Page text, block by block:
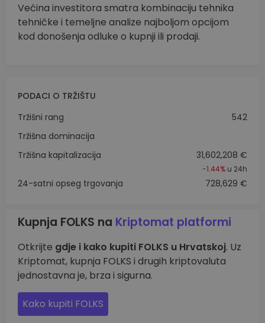
Većina investitora smatra kombinaciju tehnika
tehničke i temeljne analize najboljom opcijom
kod donošenja odluke o kupnji ili prodaji.
PODACI O TRŽIŠTU
Tržišni rang
542
Tržišna dominacija
Tržišna kapitalizacija
31,602,208 €
-1.44% u 24h
24-satni opseg trgovanja 728,629 €
Kupnja FOLKS na Kriptomat platformi
Otkrijte gdje i kako kupiti FOLKS u Hrvatskoj. Uz
Kriptomat, kupnja FOLKS i drugih kriptovaluta
jednostavna je, brza i sigurna.
Kako kupiti FOLKS